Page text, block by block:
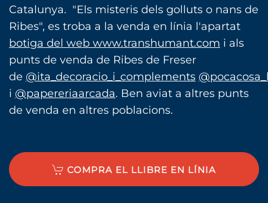
Catalunya. "Els misteris dels golluts o nans de
Ribes", es troba a la venda en línia l'apartat
botiga del web www.transhumant.com i als
punts de venda de Ribes de Freser
de @ita_decoracio_i_complements
i @papereriaarcada. Ben aviat a altres punts
de venda en altres poblacions.
COMPRA EL LLIBRE EN LÍNIA